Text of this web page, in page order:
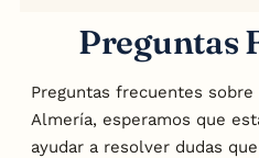
Preguntas
Preguntas frecuentes sobre
Almería, esperamos que
ayudar a resolver dudas